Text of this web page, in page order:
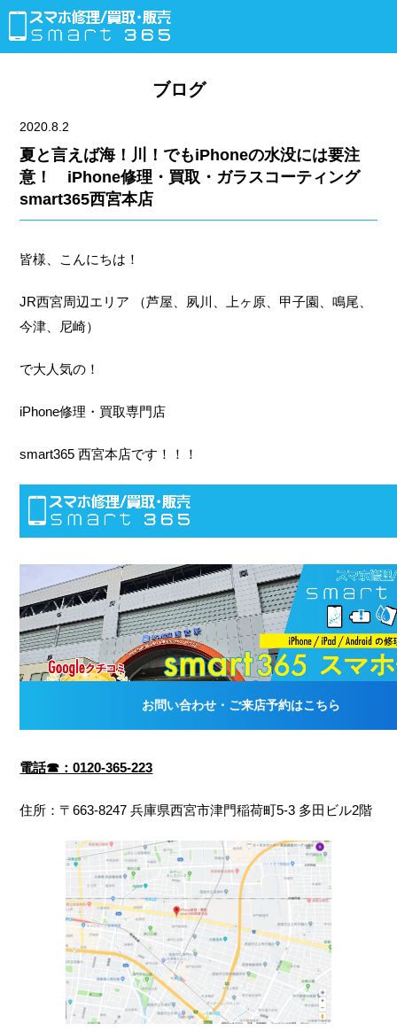
ブログ
2020.8.2
夏と言えば海！川！でもiPhoneの水没には要注
意！ iPhone修理・買取・ガラスコーティング
smart365西宮本店
皆様、こんにちは！
JR西宮周辺エリア （芦屋、夙川、上ヶ原、甲子園、鳴尾、
今津、尼崎）
で大人気の！
iPhone修理・買取専門店
smart365 西宮本店です！！！
電話☎：0120-365-223
住所：〒663-8247 兵庫県西宮市津門稲荷町5-3 多田ビル2階